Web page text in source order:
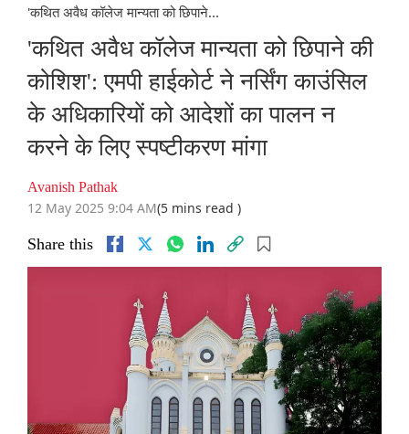
'कथित अवैध कॉलेज मान्यता को छिपाने...
'कथित अवैध कॉलेज मान्यता को छिपाने की
कोशिश': एमपी हाईकोर्ट ने नर्सिंग काउंसिल
के अधिकारियों को आदेशों का पालन न
करने के लिए स्पष्टीकरण मांगा
Avanish Pathak
12 May 2025 9:04 AM(5 mins read )
Share this